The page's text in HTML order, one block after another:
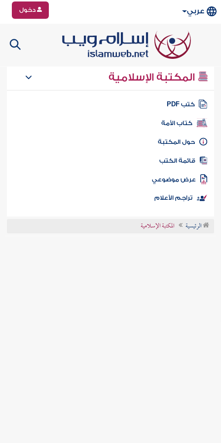
عربي دخول
المكتبة الإسلامية
كتب PDF
كتاب الأمة
المكتبة
الكتب
موضوعي
تراجم الأعلام
الرئيسية المكتبة الإسلامية